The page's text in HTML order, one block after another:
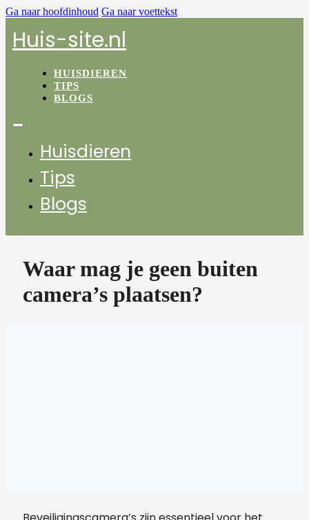
Ga naar hoofdinhoud Ga naar voettekst
Huis-site.nl
HUISDIEREN
TIPS
BLOGS
Huisdieren
Tips
Blogs
Waar mag je geen buiten
camera’s plaatsen?